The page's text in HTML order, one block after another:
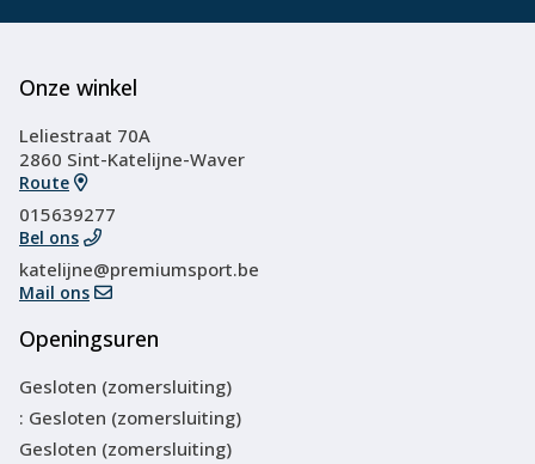
Onze winkel
Leliestraat 70A
2860 Sint-Katelijne-Waver
Route
015639277
Bel ons
katelijne@premiumsport.be
Mail ons
Openingsuren
Gesloten (zomersluiting)
: Gesloten (zomersluiting)
Gesloten (zomersluiting)